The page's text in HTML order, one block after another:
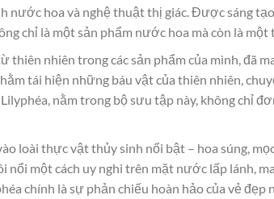
nước hoa và nghệ thuật thị giác. Được sáng
chỉ là một sản phẩm nước hoa mà còn là
thiên nhiên trong các sản phẩm của mình, đã
tái hiện những báu vật của thiên nhiên,
nằm trong bộ sưu tập này, không chỉ
loài thực vật thủy sinh nổi bật – hoa súng,
nổi một cách uy nghi trên mặt nước lấp lánh,
chính là sự phản chiếu hoàn hảo của vẻ